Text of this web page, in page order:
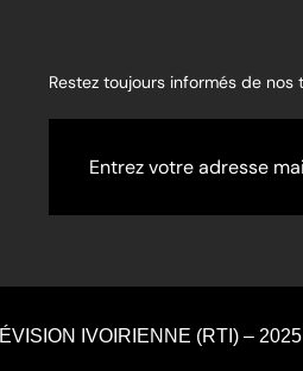
Restez toujours informés de
IVOIRIENNE (RTI) – 2025